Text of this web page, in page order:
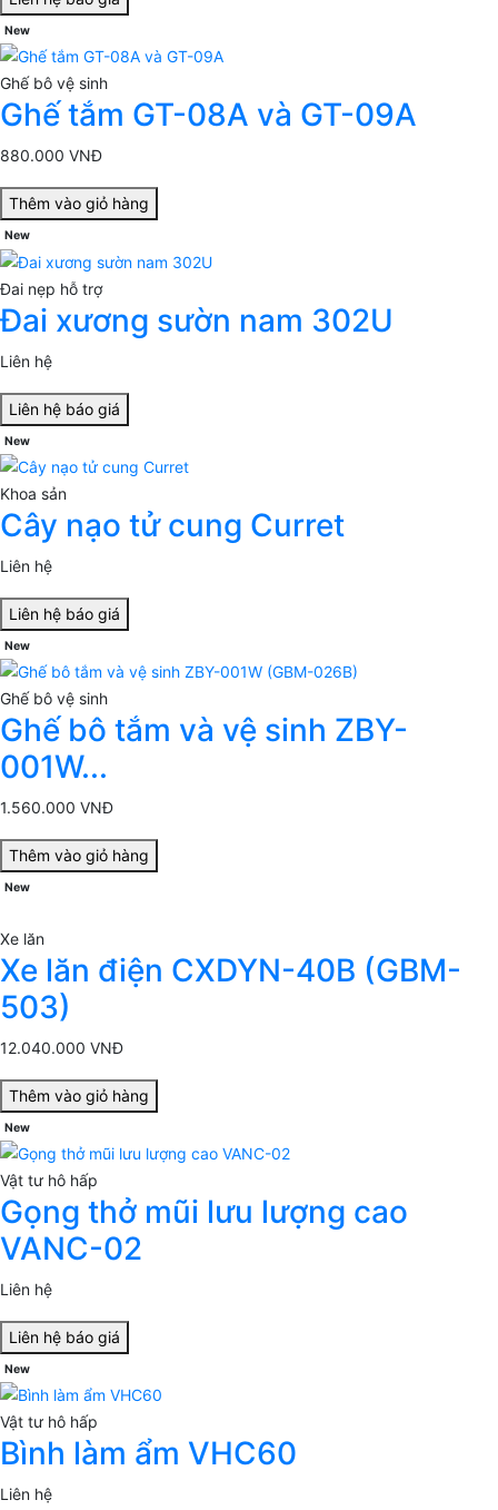
New
Ghế bô vệ sinh
Ghế tắm GT-08A và GT-09A
880.000 VNĐ
Thêm vào giỏ hàng
New
Đai nẹp hỗ trợ
Đai xương sườn nam 302U
Liên hệ
Liên hệ báo giá
New
Khoa sản
Cây nạo tử cung Curret
Liên hệ
Liên hệ báo giá
New
Ghế bô vệ sinh
Ghế bô tắm và vệ sinh ZBY-
001W...
1.560.000 VNĐ
Thêm vào giỏ hàng
New
Xe lăn
Xe lăn điện CXDYN-40B (GBM-
503)
12.040.000 VNĐ
Thêm vào giỏ hàng
New
Vật tư hô hấp
Gọng thở mũi lưu lượng cao
VANC-02
Liên hệ
Liên hệ báo giá
New
Vật tư hô hấp
Bình làm ẩm VHC60
Liên hệ